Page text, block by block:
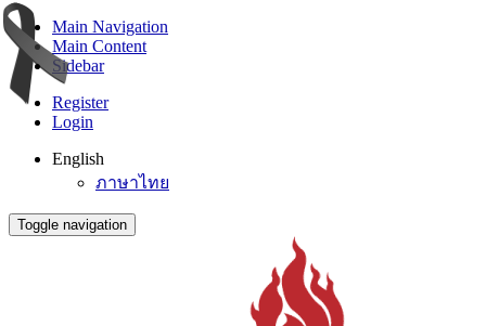
Main Navigation
Main Content
Sidebar
Register
Login
English
ภาษาไทย
Toggle navigation